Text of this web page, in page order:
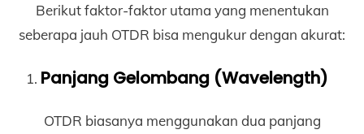
Berikut faktor-faktor utama yang menentukan
seberapa jauh OTDR bisa mengukur dengan akurat:
Panjang Gelombang (Wavelength)
OTDR biasanya menggunakan dua panjang